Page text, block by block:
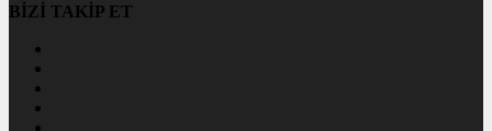
BİZİ TAKİP ET